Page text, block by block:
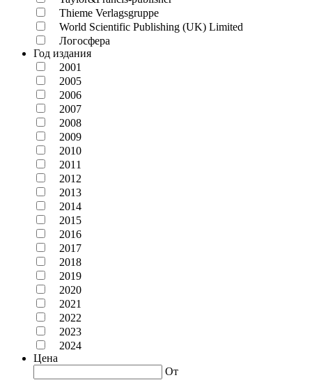
Thieme Verlagsgruppe
World Scientific Publishing (UK) Limited
Логосфера
Год издания
2001
2005
2006
2007
2008
2009
2010
2011
2012
2013
2014
2015
2016
2017
2018
2019
2020
2021
2022
2023
2024
Цена
От